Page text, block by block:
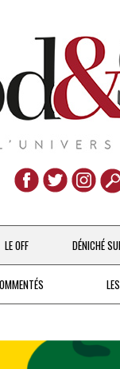
Aller
au
contenu
LE OFF DÉNICHÉ